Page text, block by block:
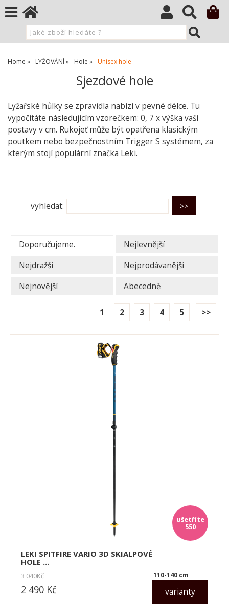
Home LYŽOVÁNÍ Hole Unisex hole
Sjezdové hole
Lyžařské hůlky se zpravidla nabízí v pevné délce. Tu
vypočítáte následujícím vzorečkem: 0, 7 x výška vaší
postavy v cm. Rukojeť může být opatřena klasickým
poutkem nebo bezpečnostním Trigger S systémem, za
kterým stojí populární značka Leki.
vyhledat:
Doporučujeme.
Nejlevnější
Nejdražší
Nejprodávanější
Nejnovější
Abecedně
1 2 3 4 5 >>
LEKI SPITFIRE VARIO 3D SKIALPOVÉ
HOLE ...
varianty
110-140 cm
2 490 Kč
550
3 040Kč